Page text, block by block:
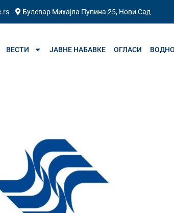
Булевар Михајла Пупина 25, Нови Сад
ВЕСТИ ЈАВНЕ НАБАВКЕ ОГЛАСИ